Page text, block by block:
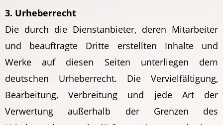
3. Urheberrecht
Die durch die Dienstanbieter, deren Mitarbeiter
und beauftragte Dritte erstellten Inhalte und
Werke auf diesen Seiten unterliegen dem
deutschen Urheberrecht. Die Vervielfältigung,
Bearbeitung, Verbreitung und jede Art der
Verwertung außerhalb der Grenzen des